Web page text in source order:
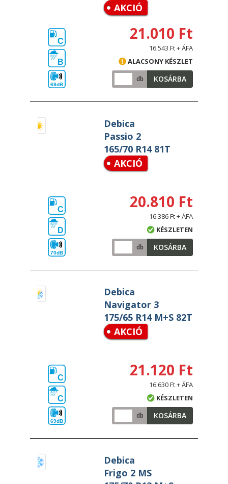
AKCIÓ
C
B
69dB
21.010 Ft
16.543 Ft + ÁFA
ALACSONY KÉSZLET
db KOSÁRBA
Debica
Passio 2
165/70 R14 81T
AKCIÓ
C
D
70dB
20.810 Ft
16.386 Ft + ÁFA
KÉSZLETEN
db KOSÁRBA
Debica
Navigator 3
175/65 R14 M+S 82T
AKCIÓ
C
C
69dB
21.120 Ft
16.630 Ft + ÁFA
KÉSZLETEN
db KOSÁRBA
Debica
Frigo 2 MS